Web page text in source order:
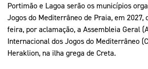
Portimão e Lagoa serão os municípios
Jogos do Mediterrâneo de Praia, em 2027,
feira, por aclamação, a Assembleia Geral
Internacional dos Jogos do Mediterrâneo
Heraklion, na ilha grega de Creta.